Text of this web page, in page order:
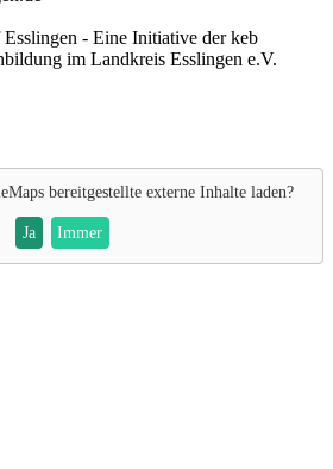
- Eine Initiative der keb
im Landkreis Esslingen e.V.
bereitgestellte externe Inhalte laden?
Ja Immer